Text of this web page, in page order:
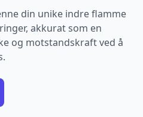
din unike indre flamme
akkurat som en
og motstandskraft ved å